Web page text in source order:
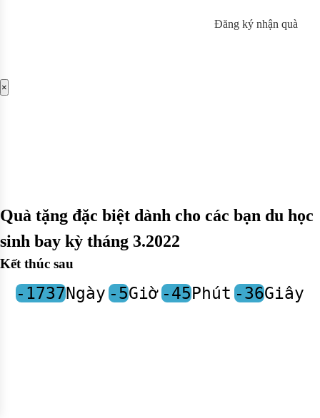
Đăng ký nhận quà
×
Quà tặng đặc biệt dành cho các bạn du học
sinh bay kỳ tháng 3.2022
Kết thúc sau
-1737Ngày-5Giờ-45Phút -36Giây